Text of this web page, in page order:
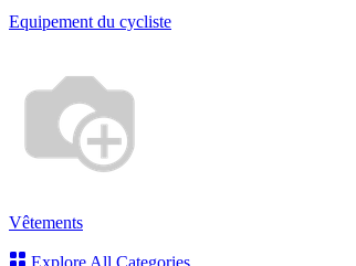
Equipement du cycliste
Vêtements